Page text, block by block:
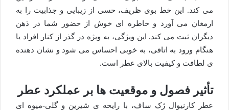
می کند. این خط بوی ظریف، حسی از زیبایی و جذابیت را به
ارمغان می آورد و خاطره ای خوش از حضور شما در ذهن
دیگران ثبت می کند. این ویژگی، به ویژه در گذر از کنار افراد یا
هنگام ورود به اتاقی، به خوبی احساس می شود و نشان دهنده
ی لطافت و کیفیت بالای عطر است.
تأثیر فصول و موقعیت ها بر عملکرد عطر
عطر کارنیوال ژک ساف، با رایحه ی شیرین و گلی-میوه ای